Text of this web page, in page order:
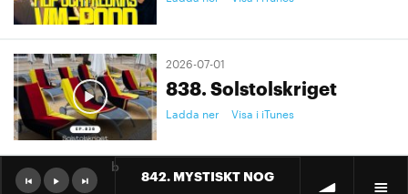
2026-07-01
838. Solstolskriget
Ladda ner Visa i iTunes
2026-07-01
842. MYSTISKT NOG
b